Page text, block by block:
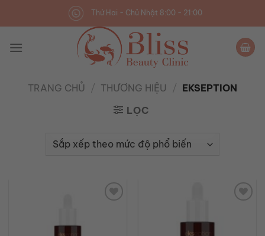
Thứ Hai - Chủ Nhật 8:00 - 21:00
TRANG CHỦ / THƯƠNG HIỆU / EKSEPTION
LỌC